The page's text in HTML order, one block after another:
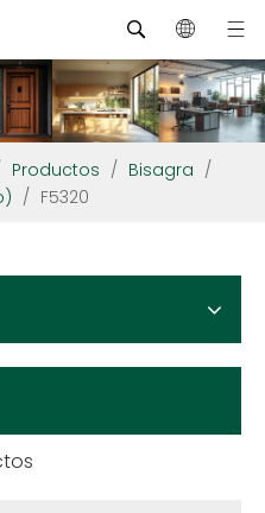
Productos / Bisagra /
/ F5320